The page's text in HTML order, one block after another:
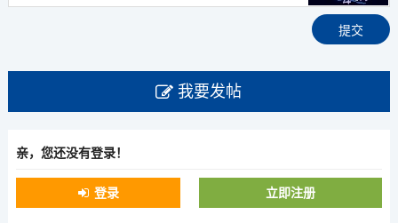
我要发帖
亲，您还没有登录！
登录 立即注册